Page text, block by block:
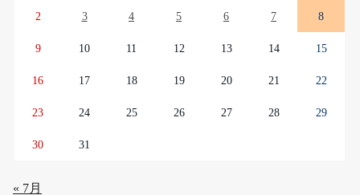
2 3 4 5 6 7 8
9 10 11 12 13 14 15
16 17 18 19 20 21 22
23 24 25 26 27 28 29
30 31
« 7月